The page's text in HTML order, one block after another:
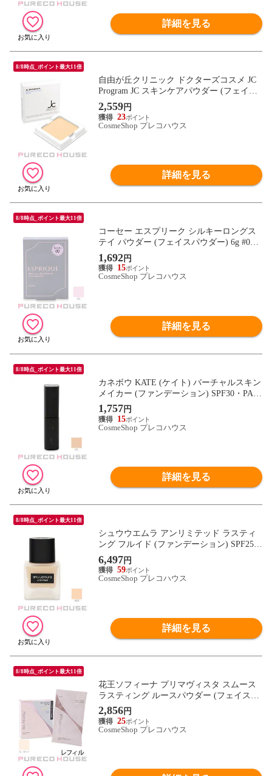
詳細を見る
8/8時点_ポイント最大11倍
自由が丘クリニック ドクターズコスメ JC
Program JC スキンケアパウダー (フェイス
パウダー) 8g レフィル
2,559円
23
CosmeShop プレコハウス
詳細を見る
8/8時点_ポイント最大11倍
コーセー エスプリーク シルキーロングス
テイ パウダー (フェイスパウダー) 6g #02
ラベンダー レフィル
1,692円
15
CosmeShop プレコハウス
詳細を見る
8/8時点_ポイント最大11倍
カネボウ KATE (ケイト) バーチャルスキン
メイカー (ファンデーション) SPF30・PA+
++ 25ml #01
1,757 円
15
CosmeShop プレコハウス
詳細を見る
8/8時点_ポイント最大11倍
シュウウエムラ アンリミテッド ラスティ
ング フルイド (ファンデーション) SPF25・
PA+++ 35ml #463
6,497 円
59
CosmeShop プレコハウス
詳細を見る
8/8時点_ポイント最大11倍
花王ソフィーナ プリマヴィスタ スムース
ラスティング ルースパウダー (フェイスパ
ウダー) 12.5g #ルーセント レフィル
2,856円
25
CosmeShop プレコハウス